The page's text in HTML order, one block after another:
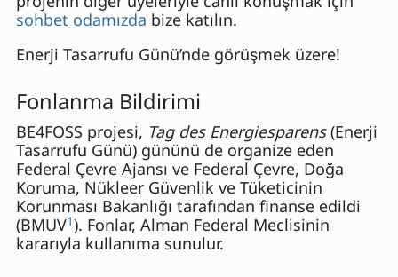
sohbet odamızda bize katılın.
Enerji Tasarrufu Günü’nde görüşmek üzere!
Fonlanma Bildirimi
BE4FOSS projesi, Tag des Energiesparens(Enerji
Tasarrufu Günü) gününü de organize eden
Federal Çevre Ajansı ve Federal Çevre, Doğa
Koruma, Nükleer Güvenlik ve Tüketicinin
Korunması Bakanlığı tarafından finanse edildi
(BMUV1). Fonlar, Alman Federal Meclisinin
kararıyla kullanıma sunulur.